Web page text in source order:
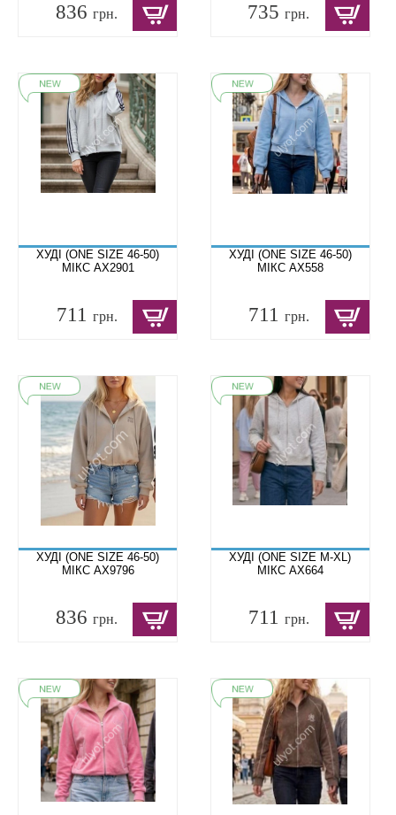
836 грн. 735грн.
ХУДІ (ONE SIZE 46-50)
МІКС AX2901
711 грн.
ХУДІ (ONE SIZE 46-50)
МІКС AX558
711грн.
ХУДІ (ONE SIZE 46-50)
МІКС AX9796
836 грн.
ХУДІ (ONE SIZE M-XL)
МІКС AX664
711грн.